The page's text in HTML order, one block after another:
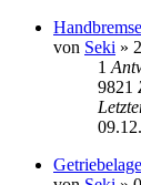
von Seki »
1
9821